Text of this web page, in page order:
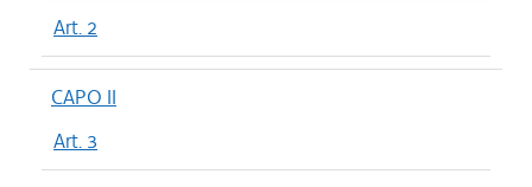
Art. 2
CAPO II
Art. 3